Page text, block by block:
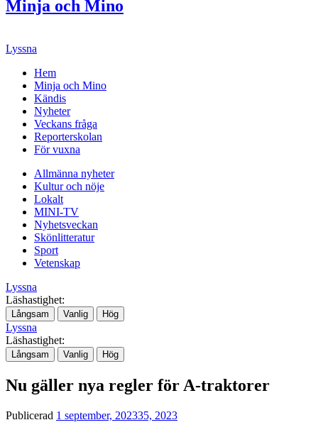
Lyssna
Hem
Minja och Mino
Kändis
Nyheter
Veckans fråga
Reporterskolan
För vuxna
Allmänna nyheter
Kultur och nöje
Lokalt
MINI-TV
Nyhetsveckan
Skönlitteratur
Sport
Vetenskap
Lyssna
Läshastighet:
Långsam Vanlig Hög
Lyssna
Läshastighet:
Långsam Vanlig Hög
Nu gäller nya regler för A-traktorer
Publicerad 1 september, 202335, 2023